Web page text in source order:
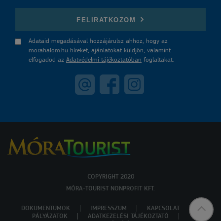
FELIRATKOZOM
Adataid megadásával hozzájárulsz ahhoz, hogy az
morahalom.hu híreket, ajánlatokat küldjön, valamint
elfogadod az Adatvédelmi tájékoztatóban foglaltakat.
COPYRIGHT 2020
MÓRA-TOURIST NONPROFIT KFT.
DOKUMENTUMOK IMPRESSZUM
KAPCSOLAT
PÁLYÁZATOK
ADATKEZELÉSI TÁJÉKOZTATÓ